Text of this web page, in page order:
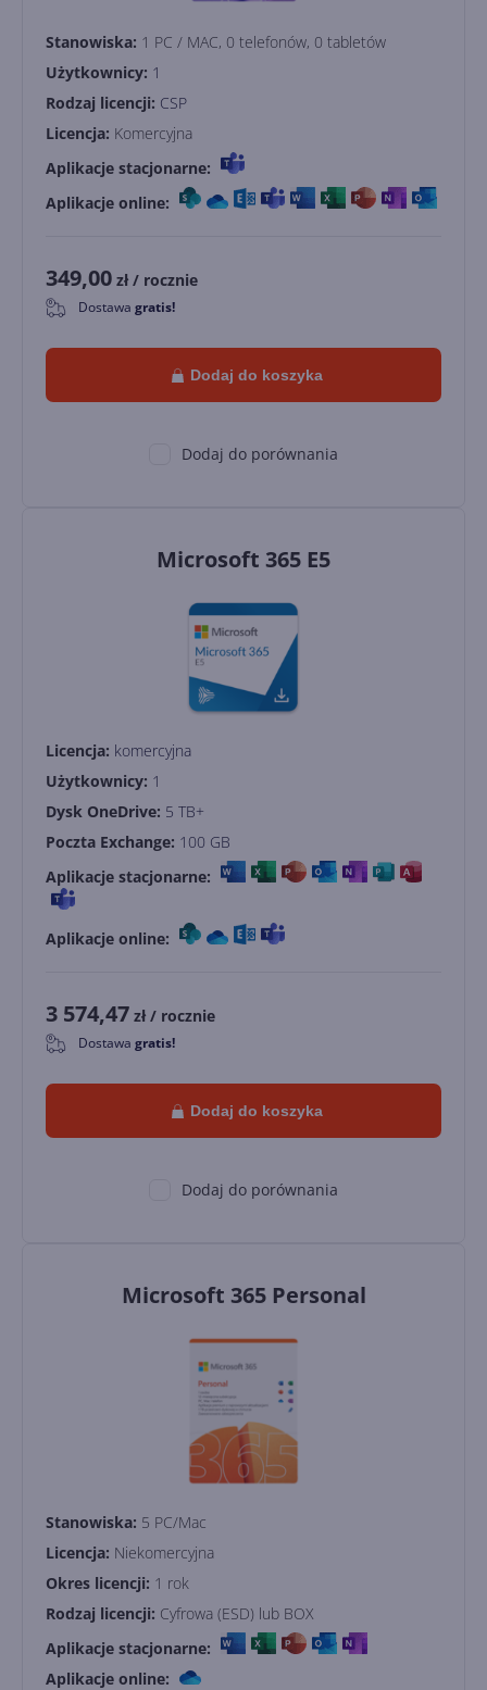
Stanowiska: 1 PC / MAC, 0 telefonów, 0 tabletów
Użytkownicy: 1
Rodzaj licencji: CSP
Licencja: Komercyjna
Aplikacje stacjonarne:
Aplikacje online:
349,00 zł / rocznie
0 Dostawa gratis!
Dodaj do koszyka
Dodaj do porównania
Microsoft 365 E5
Licencja: komercyjna
Użytkownicy: 1
Dysk OneDrive: 5 TB+
Poczta Exchange: 100 GB
Aplikacje stacjonarne:
Aplikacje online:
3 574,47 zł / rocznie
0 Dostawa gratis!
Dodaj do koszyka
Dodaj do porównania
Microsoft 365 Personal
Stanowiska: 5 PC/Mac
Licencja: Niekomercyjna
Okres licencji: 1 rok
Rodzaj licencji: Cyfrowa (ESD) lub BOX
Aplikacje stacjonarne:
Aplikacje online: